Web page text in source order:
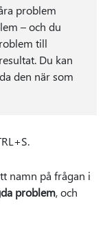
problem
– och du
till
Du kan
den när som
namn på frågan i
problem, och